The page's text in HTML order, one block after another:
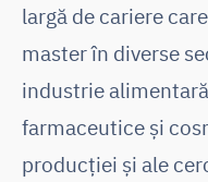
largă de cariere
master în diverse
industrie
farmaceutice și
producției și ale